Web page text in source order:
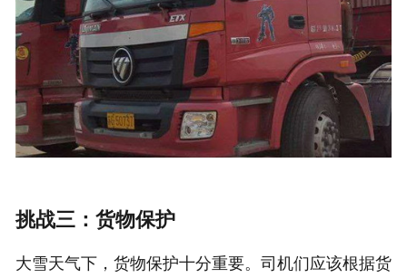
挑战三：货物保护
大雪天气下，货物保护十分重要。司机们应该根据货